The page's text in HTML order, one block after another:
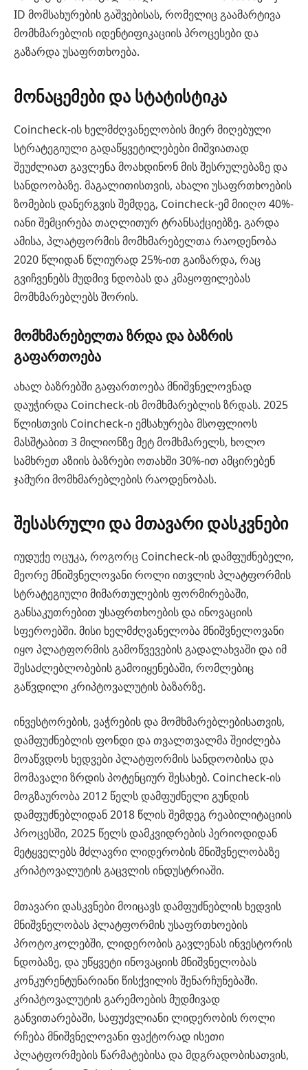
ID მომსახურების გაშვებისას, რომელიც გაამარტივა
მომხმარებლის იდენტიფიკაციის პროცესები და
გაზარდა უსაფრთხოება.
მონაცემები და სტატისტიკა
Coincheck-ის ხელმძღვანელობის მიერ მიღებული
სტრატეგიული გადაწყვეტილებები მიშვიათად
შეუძლიათ გავლენა მოახდინონ მის შესრულებაზე და
სანდოობაზე. მაგალითისთვის, ახალი უსაფრთხოების
ზომების დანერგვის შემდეგ, Coincheck-ემ მიიღო 40%-
იანი შემცირება თაღლითურ ტრანსაქციებზე. გარდა
ამისა, პლატფორმის მომხმარებელთა რაოდენობა
2020 წლიდან წლიურად 25%-ით გაიზარდა, რაც
გვიჩვენებს მუდმივ ნდობას და კმაყოფილებას
მომხმარებლებს შორის.
მომხმარებელთა ზრდა და ბაზრის
გაფართოება
ახალ ბაზრებში გაფართოება მნიშვნელოვნად
დაუჭირდა Coincheck-ის მომხმარებლის ზრდას. 2025
წლისთვის Coincheck-ი ემსახურება მსოფლიოს
მასშტაბით 3 მილიონზე მეტ მომხმარელს, ხოლო
სამხრეთ აზიის ბაზრები ოთახში 30%-ით ამცირებენ
ჯამური მომხმარებლების რაოდენობას.
შესასრული და მთავარი დასკვნები
იუდუქე ოცუკა, როგორც Coincheck-ის დამფუძნებელი,
მეორე მნიშვნელოვანი როლი ითვლის პლატფორმის
სტრატეგიული მიმართულების ფორმირებაში,
განსაკუთრებით უსაფრთხოების და ინოვაციის
სფეროებში. მისი ხელმძღვანელობა მნიშვნელოვანი
იყო პლატფორმის გამოწვევების გადალახვაში და იმ
შესაძლებლობების გამოიყენებაში, რომლებიც
გაწვდილი კრიპტოვალუტის ბაზარზე.
ინვესტორების, ვაჭრების და მომხმარებლებისათვის,
დამფუძნებლის ფონდი და თვალთვალმა შეიძლება
მოაწვდოს ხედვები პლატფორმის სანდოობისა და
მომავალი ზრდის პოტენციურ შესახებ. Coincheck-ის
მოგზაურობა 2012 წელს დამფუძნელი გუნდის
დამფუძნებლიდან 2018 წლის შემდეგ რეაბილიტაციის
პროცესში, 2025 წელს დამკვიდრების პერიოდიდან
მეტყველებს მძლავრი ლიდერობის მნიშვნელობაზე
კრიპტოვალუტის გაცვლის ინდუსტრიაში.
მთავარი დასკვნები მოიცავს დამფუძნებლის ხედვის
მნიშვნელობას პლატფორმის უსაფრთხოების
პროტოკოლებში, ლიდერობის გავლენას ინვესტორის
ნდობაზე, და უწყვეტი ინოვაციის მნიშვნელობას
კონკურენტუნარიანი წისქვილის შენარჩუნებაში.
კრიპტოვალუტის გარემოების მუდმივად
განვითარებაში, საფუძვლიანი ლიდერობის როლი
რჩება მნიშვნელოვანი ფაქტორად ისეთი
პლატფორმების წარმატებისა და მდგრადობისათვის,